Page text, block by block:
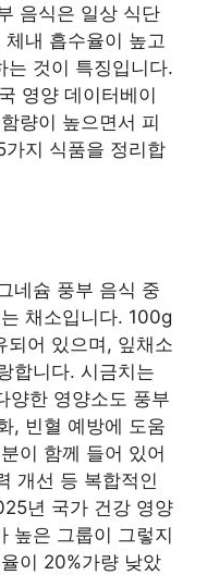
음식은 일상 식단
내 흡수율이 높고
는 것이 특징입니다.
영양 데이터베이
량이 높으면서 피
가지 식품을 정리합
네슘 풍부 음식 중
채소입니다. 100g
되어 있으며, 잎채소
합니다. 시금치는
양한 영양소도 풍부
, 빈혈 예방에 도움
이 함께 들어 있어
개선 등 복합적인
년 국가 건강 영양
높은 그룹이 그렇지
이 20%가량 낮았